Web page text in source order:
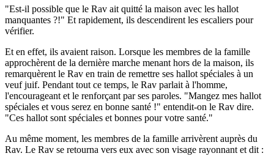
"Est-il possible que le Rav ait quitté la maison avec les hallot
manquantes ?!" Et rapidement, ils descendirent les escaliers pour
vérifier.
Et en effet, ils avaient raison. Lorsque les membres de la famille
approchèrent de la dernière marche menant hors de la maison, ils
remarquèrent le Rav en train de remettre ses hallot spéciales à un
veuf juif. Pendant tout ce temps, le Rav parlait à l'homme,
l'encourageant et le renforçant par ses paroles. "Mangez mes hallot
spéciales et vous serez en bonne santé !" entendit-on le Rav dire.
"Ces hallot sont spéciales et bonnes pour votre santé."
Au même moment, les membres de la famille arrivèrent auprès du
Rav. Le Rav se retourna vers eux avec son visage rayonnant et dit :